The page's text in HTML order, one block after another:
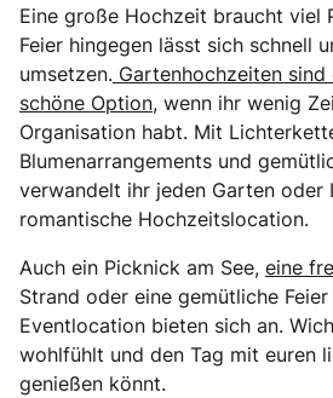
Eine große Hochzeit braucht viel
Feier hingegen lässt sich schnell
umsetzen. Gartenhochzeiten sind
schöne Option, wenn ihr wenig
Organisation habt. Mit
Blumenarrangements und
verwandelt ihr jeden Garten oder
romantische Hochzeitslocation.
Auch ein Picknick am See, eine
Strand oder eine gemütliche
Eventlocation bieten sich an.
wohlfühlt und den Tag mit euren
genießen könnt.